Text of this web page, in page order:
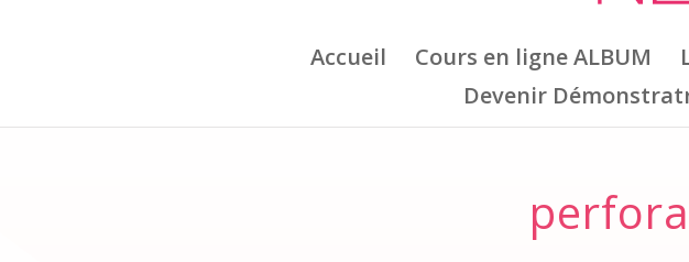
Accueil Cours en ligne ALBUM
Devenir